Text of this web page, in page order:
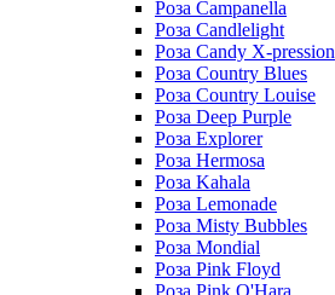
Роза Campanella
Роза Candlelight
Роза Candy X-pression
Роза Country Blues
Роза Country Louise
Роза Deep Purple
Роза Explorer
Роза Hermosa
Роза Kahala
Роза Lemonade
Роза Misty Bubbles
Роза Mondial
Роза Pink Floyd
Роза Pink O'Hara